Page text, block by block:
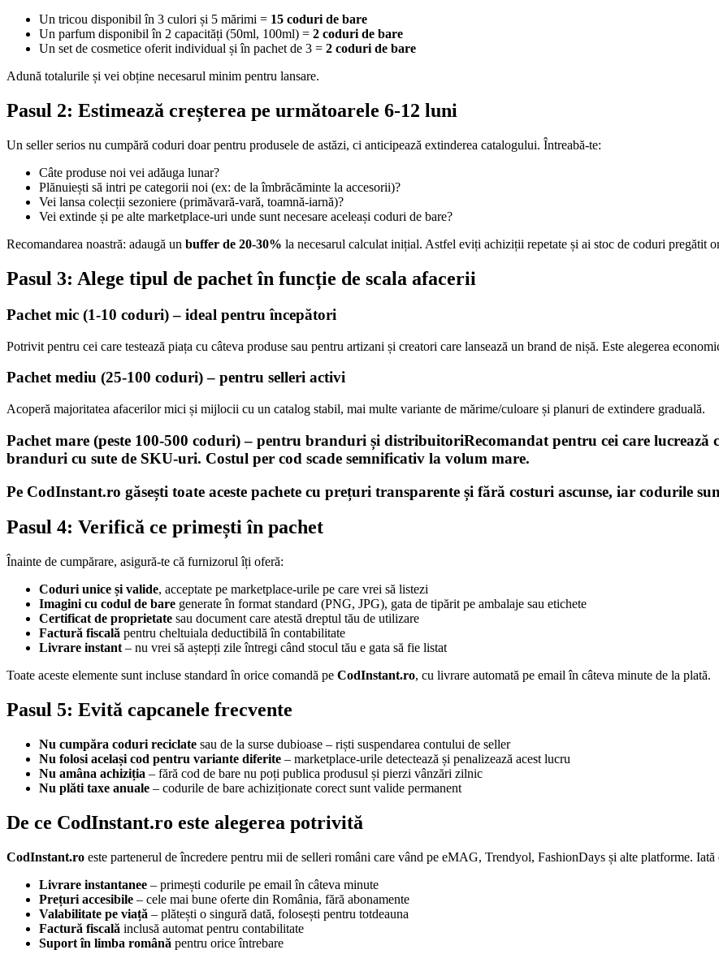
Un tricou disponibil în 3 culori și 5 mărimi = 15 coduri de bare
Un parfum disponibil în 2 capacități (50ml, 100ml) = 2 coduri de bare
Un set de cosmetice oferit individual și în pachet de 3 = 2 coduri de bare
Adună totalurile și vei obține necesarul minim pentru lansare.
Pasul 2: Estimează creșterea pe următoarele 6-12 luni
Un seller serios nu cumpără coduri doar pentru produsele de astăzi, ci anticipează extinderea catalogului. Întreabă-te:
Câte produse noi vei adăuga lunar?
Plănuiești să intri pe categorii noi (ex: de la îmbrăcăminte la accesorii)?
Vei lansa colecții sezoniere (primăvară-vară, toamnă-iarnă)?
Vei extinde și pe alte marketplace-uri unde sunt necesare aceleași coduri de bare?
Recomandarea noastră: adaugă un buffer de 20-30% la necesarul calculat inițial. Astfel eviți achiziții repetate și ai stoc de coduri pregătit
Pasul 3: Alege tipul de pachet în funcție de scala afacerii
Pachet mic (1-10 coduri) – ideal pentru începători
Potrivit pentru cei care testează piața cu câteva produse sau pentru artizani și creatori care lansează un brand de nișă. Este alegerea
Pachet mediu (25-100 coduri) – pentru selleri activi
Acoperă majoritatea afacerilor mici și mijlocii cu un catalog stabil, mai multe variante de mărime/culoare și planuri de extindere graduală.
Pachet mare (peste 100-500 coduri) – pentru branduri și distribuitoriRecomandat pentru cei care
branduri cu sute de SKU-uri. Costul per cod scade semnificativ la volum mare.
Pe CodInstant.ro găsești toate aceste pachete cu prețuri transparente și fără costuri ascunse, iar codurile
Pasul 4: Verifică ce primești în pachet
Înainte de cumpărare, asigură-te că furnizorul îți oferă:
Coduri unice și valide, acceptate pe marketplace-urile pe care vrei să listezi
Imagini cu codul de bare generate în format standard (PNG, JPG), gata de tipărit pe ambalaje sau etichete
Certificat de proprietate sau document care atestă dreptul tău de utilizare
Factură fiscală pentru cheltuiala deductibilă în contabilitate
Livrare instant – nu vrei să aștepți zile întregi când stocul tău e gata să fie listat
Toate aceste elemente sunt incluse standard în orice comandă pe CodInstant.ro, cu livrare automată pe email în câteva minute de la plată.
Pasul 5: Evită capcanele frecvente
Nu cumpăra coduri reciclate sau de la surse dubioase – riști suspendarea contului de seller
Nu folosi același cod pentru variante diferite – marketplace-urile detectează și penalizează acest lucru
Nu amâna achiziția – fără cod de bare nu poți publica produsul și pierzi vânzări zilnic
Nu plăti taxe anuale – codurile de bare achiziționate corect sunt valide permanent
De ce CodInstant.ro este alegerea potrivită
CodInstant.ro este partenerul de încredere pentru mii de selleri români care vând pe eMAG, Trendyol, FashionDays și alte platforme.
Livrare instantanee – primești codurile pe email în câteva minute
Prețuri accesibile – cele mai bune oferte din România, fără abonamente
Valabilitate pe viață – plătești o singură dată, folosești pentru totdeauna
Factură fiscală inclusă automat pentru contabilitate
Suport în limba română pentru orice întrebare